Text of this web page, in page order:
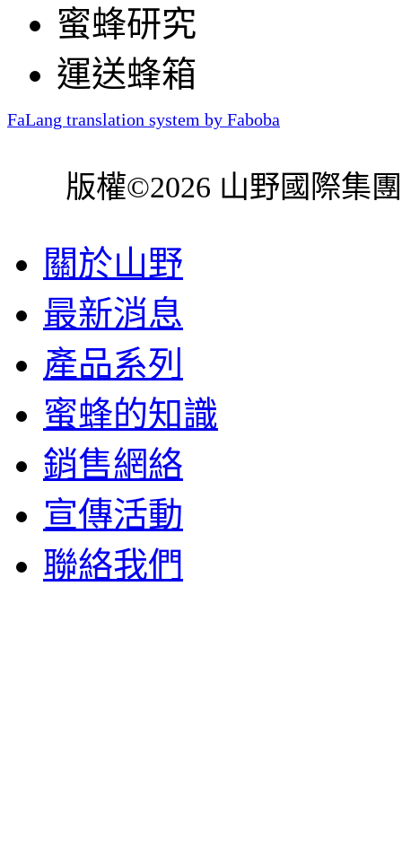
蜜蜂研究
運送蜂箱
FaLang translation system by Faboba
版權©2026 山野國際集
關於山野
最新消息
產品系列
蜜蜂的知識
銷售網絡
宣傳活動
聯絡我們